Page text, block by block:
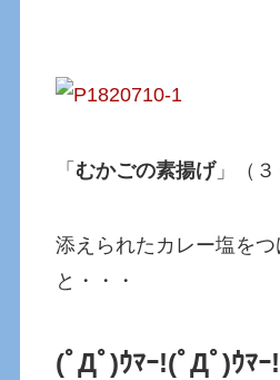
「 むかごの素揚げ」（３
添えられたカレー塩をつ
と・・・
(ﾟДﾟ)ｳﾏｰ!(ﾟДﾟ)ｳﾏｰ!